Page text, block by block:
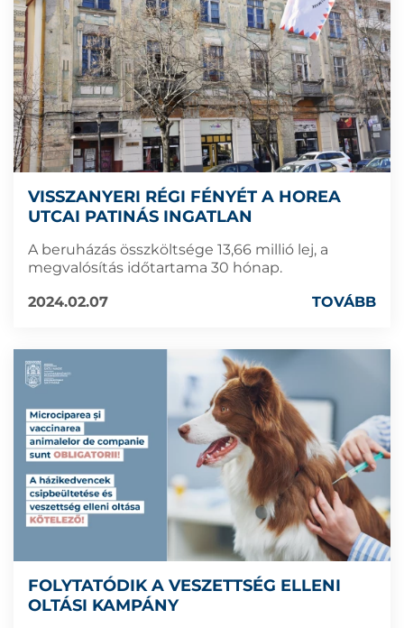
VISSZANYERI RÉGI FÉNYÉT A HOREA
UTCAI PATINÁS INGATLAN
A beruházás összköltsége 13,66 millió lej, a
megvalósítás időtartama 30 hónap.
2024.02.07
TOVÁBB
FOLYTATÓDIK A VESZETTSÉG ELLENI
OLTÁSI KAMPÁNY